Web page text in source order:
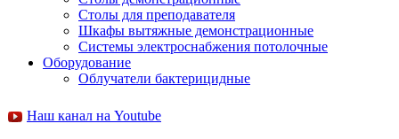
Столы для преподавателя
Шкафы вытяжные демонстрационные
Системы электроснабжения потолочные
Оборудование
Облучатели бактерицидные
Наш канал на Youtube